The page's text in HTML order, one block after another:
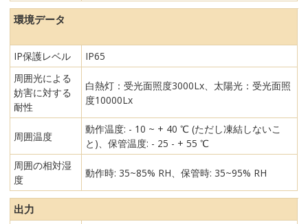
環境データ
IP保護レベル
IP65
周囲光による
妨害に対する
耐性
白熱灯：受光面照度3000Lx、太陽光：受光面照
度10000Lx
周囲温度
動作温度: - 10 ~ + 40 ℃ (ただし凍結しないこ
と)、保管温度: - 25 - + 55 ℃
周囲の相対湿
度
動作時: 35~85% RH、保管時: 35~95% RH
出力